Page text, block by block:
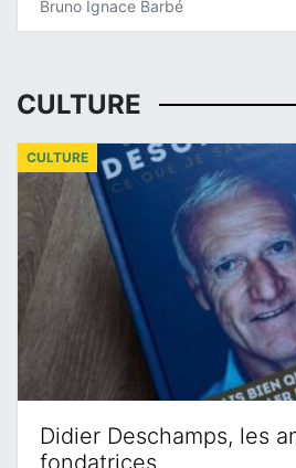
Bruno Ignace Barbé
CULTURE
Didier Deschamps, les
fondatrices
CULTURE